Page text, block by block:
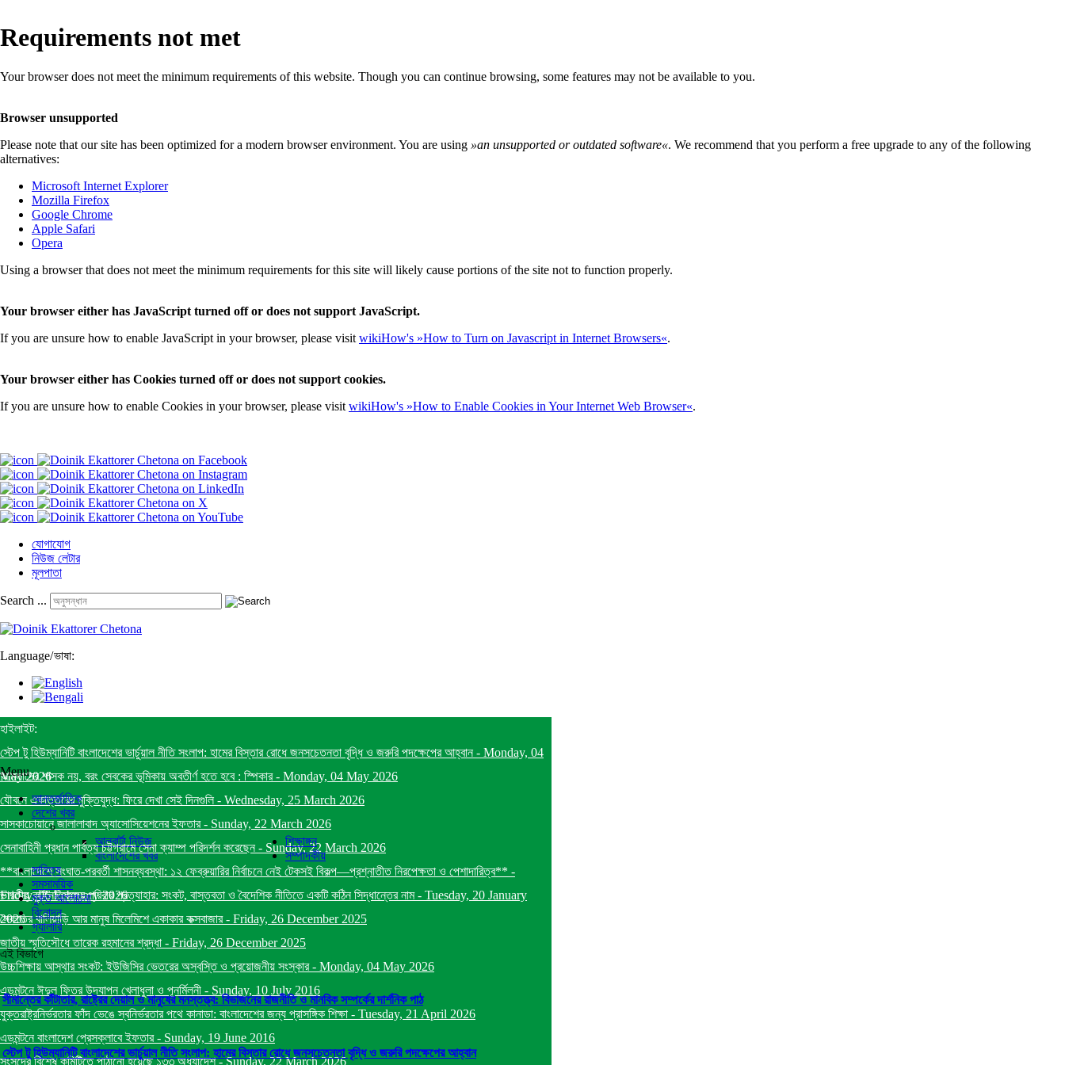
Requirements not met
Your browser does not meet the minimum requirements of this website. Though you can continue browsing, some features may not be available to you.
Browser unsupported
Please note that our site has been optimized for a modern browser environment. You are using »an unsupported or outdated software«. We recommend that you perform a free upgrade to any of the following
alternatives:
Microsoft Internet Explorer
Mozilla Firefox
Google Chrome
Apple Safari
Opera
Using a browser that does not meet the minimum requirements for this site will likely cause portions of the site not to function properly.
Your browser either has JavaScript turned off or does not support JavaScript.
If you are unsure how to enable JavaScript in your browser, please visit wikiHow's »How to Turn on Javascript in Internet Browsers«.
Your browser either has Cookies turned off or does not support cookies.
If you are unsure how to enable Cookies in your browser, please visit wikiHow's »How to Enable Cookies in Your Internet Web Browser«.
যোগাযোগ
নিউজ লেটার
মূলপাতা
Search ...
Language/ভাষা:
হাইলাইট:
স্টেপ টু হিউম্যানিটি বাংলাদেশের ভার্চুয়াল নীতি সংলাপ: হামের বিস্তার রোধে জনসচেতনতা বৃদ্ধি ও জরুরি পদক্ষেপের আহ্বান- Monday, 04
May 2026
আমলাদের শাসক নয়, বরং সেবকের ভূমিকায় অবতীর্ণ হতে হবে : স্পিকার- Monday, 04 May 2026
যৌবনে একাত্তরের মুক্তিযুদ্ধ: ফিরে দেখা সেই দিনগুলি- Wednesday, 25 March 2026
সাসকাচোয়ানে জালালাবাদ অ্যাসোসিয়েশনের ইফতার- Sunday, 22 March 2026
সেনাবাহিনী প্রধান পার্বত্য চট্টগ্রামে সেনা ক্যাম্প পরিদর্শন করেছেন- Sunday, 22 March 2026
**বাংলাদেশে সংঘাত-পরবর্তী শাসনব্যবস্থা: ১২ ফেব্রুয়ারির নির্বাচনে নেই টেকসই বিকল্প—প্রশ্নাতীত নিরপেক্ষতা ও পেশাদারিত্ব** -
Friday, 06 February 2026
ভারতীয় কূটনৈতিকদের পরিবার প্রত্যাহার: সংকট, বাস্তবতা ও বৈদেশিক নীতিতে একটি কঠিন সিদ্ধান্তের নাম- Tuesday, 20 January
2026
সৈকতের বালিয়াড়ি আর মানুষ মিলেমিশে একাকার কক্সবাজার- Friday, 26 December 2025
জাতীয় স্মৃতিসৌধে তারেক রহমানের শ্রদ্ধা - Friday, 26 December 2025
উচ্চশিক্ষায় আস্থার সংকট: ইউজিসির ভেতরের অস্বস্তি ও প্রয়োজনীয় সংস্কার- Monday, 04 May 2026
এডমন্টনে ঈদুল ফিতর উদযাপন খেলাধুলা ও পূনর্মিলনী - Sunday, 10 July 2016
যুক্তরাষ্ট্রনির্ভরতার ফাঁদ ভেঙে স্বনির্ভরতার পথে কানাডা: বাংলাদেশের জন্য প্রাসঙ্গিক শিক্ষা - Tuesday, 21 April 2026
এডমন্টনে বাংলাদেশ প্রেসক্লাবে ইফতার- Sunday, 19 June 2016
সংসদের বিশেষ কমিটিতে পাঠানো হয়েছে ১৩৩ অধ্যাদেশ-Sunday, 22 March 2026
Menu
আন্তর্জাতিক
দেশের খবর
আলবার্টা নিউজ
বাংলাদেশের খবর
শিক্ষাঙ্গন
সম্পাদকীয়
সাহিত্য
সমসাময়িক
মুক্ত আলোচনা
বিনোদন
গ্যালারি
এই বিভাগে
সীমান্তের কাঁটাতার, রাষ্ট্রের দেয়াল ও মানুষের মনস্তত্ত্ব: বিভাজনের রাজনীতি ও মানবিক সম্পর্কের দার্শনিক পাঠ
স্টেপ টু হিউম্যানিটি বাংলাদেশের ভার্চুয়াল নীতি সংলাপ: হামের বিস্তার রোধে জনসচেতনতা বৃদ্ধি ও জরুরি পদক্ষেপের আহ্বান